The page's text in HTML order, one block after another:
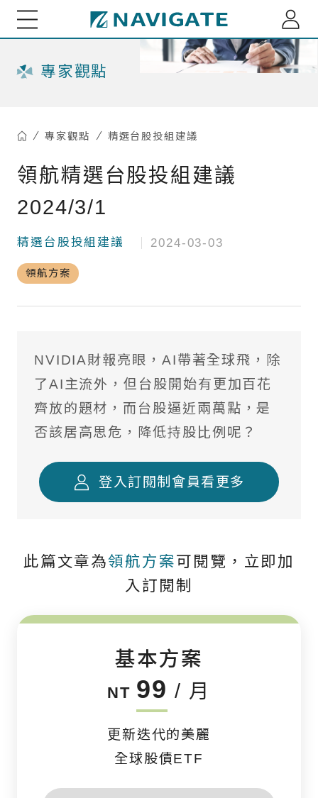
展新證券投資顧問股份有限公司 Navigate
關於我們
每月市場趨勢剖析
小老闆投資瞭望台
小老闆聊商業萬象
多重資產投組建議
精選台股投組建議
綜觀全球
海外股債ETF觀測
國際焦點黑馬個股
台股精選成長個股
國際名家深度觀察
全球不動產面面觀
聰明投資從這開始
基金資訊
重大訊息
專家觀點
專家觀點 精選台股投組建議
領航精選台股投組建議
2024/3/1
精選台股投組建議 2024-03-03
領航方案
NVIDIA財報亮眼，AI帶著全球飛，除
了AI主流外，但台股開始有更加百花
齊放的題材，而台股逼近兩萬點，是
否該居高思危，降低持股比例呢？
登入訂閱制會員看更多
此篇文章為領航方案可閱覽，立即加
入訂閱制
基本方案
NT 99 / 月
更新迭代的美麗
全球股債ETF